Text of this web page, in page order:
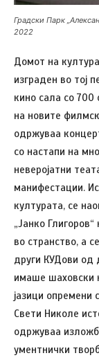
Градски Парк
2022
Домот на
изграден во тој
кино сала со
на новите
одржуваа
со настапи на
неверојатни
манифестации.
културата, се
„Јанко
во странство, а
други КУДови од
имаше шаховски
јазици опремени
Свети Николе
одржуваа
ументнички